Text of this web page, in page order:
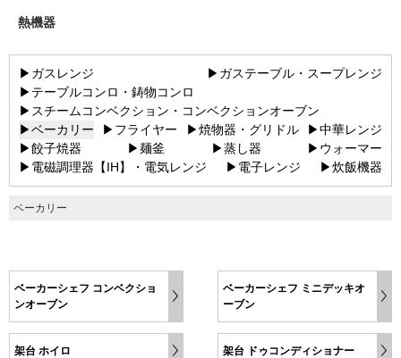
熱機器
▶ガスレンジ
▶ガステーブル・スープレンジ
▶テーブルコンロ・鋳物コンロ
▶スチームコンベクション・コンベクションオーブン
▶ベーカリー
▶フライヤー ▶焼物器・グリドル
▶中華レンジ
▶餃子焼器
▶麺釜 ▶蒸し器
▶ウォーマー
▶電磁調理器【IH】・電気レンジ
▶電子レンジ ▶炊飯機器
ベーカリー
ベーカーシェフ コンベクショ
ンオーブン
ベーカーシェフ ミニデッキオ
ーブン
架台 ホイロ 架台 ドゥコンディショナー